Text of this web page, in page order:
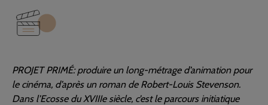
PROJET PRIMÉ: produire un long-métrage d’animation pour
le cinéma, d’après un roman de Robert-Louis Stevenson.
Dans l’Ecosse du XVIIIe siècle, c’est le parcours initiatique